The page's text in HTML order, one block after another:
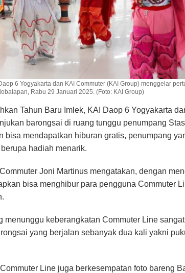
6 Yogyakarta dan KAI Commuter (KAI Group) menggelar
Rabu 29 Januari 2025. (Foto: KAI Group)
Tahun Baru Imlek, KAI Daop 6 Yogyakarta
barongsai di ruang tunggu penumpang
bisa mendapatkan hiburan gratis, penumpang
hadiah menarik.
Joni Martinus mengatakan, dengan
bisa menghibur para pengguna Commuter
menunggu keberangkatan Commuter Line
yang berjalan sebanyak dua kali yakni
Line juga berkesempatan foto bareng